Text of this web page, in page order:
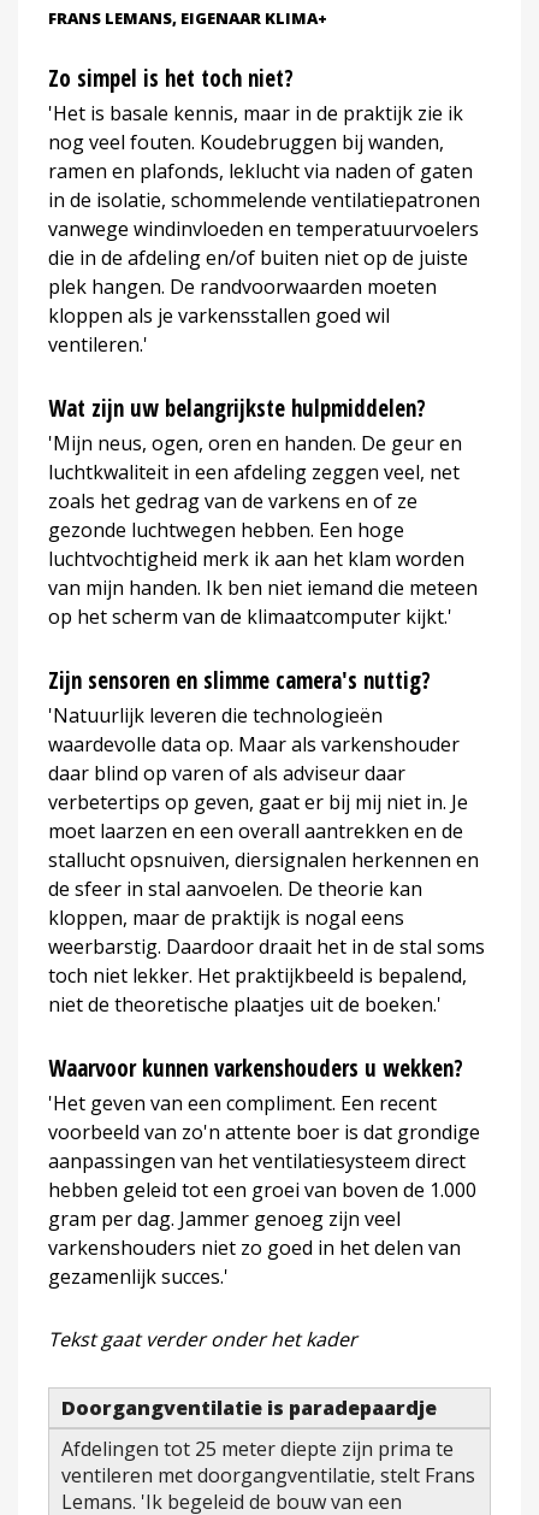
FRANS LEMANS, EIGENAAR KLIMA+
Zo simpel is het toch niet?
'Het is basale kennis, maar in de praktijk zie ik
nog veel fouten. Koudebruggen bij wanden,
ramen en plafonds, leklucht via naden of gaten
in de isolatie, schommelende ventilatiepatronen
vanwege windinvloeden en temperatuurvoelers
die in de afdeling en/of buiten niet op de juiste
plek hangen. De randvoorwaarden moeten
kloppen als je varkensstallen goed wil
ventileren.'
Wat zijn uw belangrijkste hulpmiddelen?
'Mijn neus, ogen, oren en handen. De geur en
luchtkwaliteit in een afdeling zeggen veel, net
zoals het gedrag van de varkens en of ze
gezonde luchtwegen hebben. Een hoge
luchtvochtigheid merk ik aan het klam worden
van mijn handen. Ik ben niet iemand die meteen
op het scherm van de klimaatcomputer kijkt.'
Zijn sensoren en slimme camera's nuttig?
'Natuurlijk leveren die technologieën
waardevolle data op. Maar als varkenshouder
daar blind op varen of als adviseur daar
verbetertips op geven, gaat er bij mij niet in. Je
moet laarzen en een overall aantrekken en de
stallucht opsnuiven, diersignalen herkennen en
de sfeer in stal aanvoelen. De theorie kan
kloppen, maar de praktijk is nogal eens
weerbarstig. Daardoor draait het in de stal soms
toch niet lekker. Het praktijkbeeld is bepalend,
niet de theoretische plaatjes uit de boeken.'
Waarvoor kunnen varkenshouders u wekken?
'Het geven van een compliment. Een recent
voorbeeld van zo'n attente boer is dat grondige
aanpassingen van het ventilatiesysteem direct
hebben geleid tot een groei van boven de 1.000
gram per dag. Jammer genoeg zijn veel
varkenshouders niet zo goed in het delen van
gezamenlijk succes.'
Tekst gaat verder onder het kader
Doorgangventilatie is paradepaardje
Afdelingen tot 25 meter diepte zijn prima te
ventileren met doorgangventilatie, stelt Frans
Lemans. 'Ik begeleid de bouw van een